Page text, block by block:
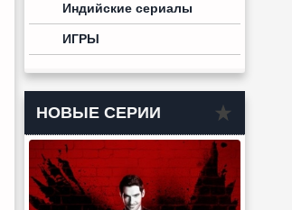
Индийские сериалы
ИГРЫ
НОВЫЕ СЕРИИ